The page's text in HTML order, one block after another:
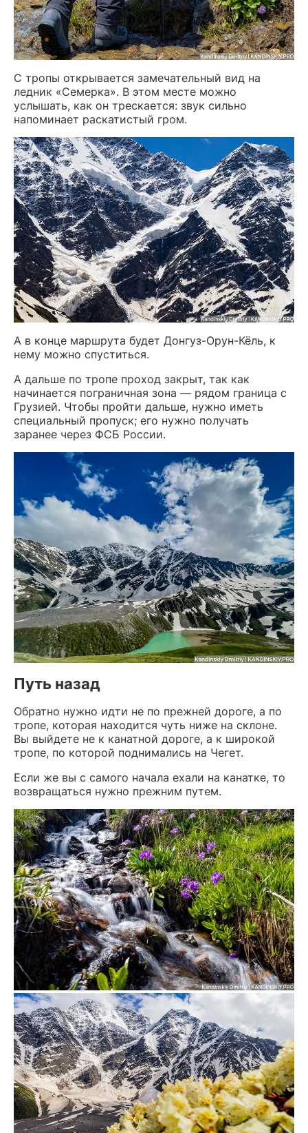
С тропы открывается замечательный вид на
ледник «Семерка». В этом месте можно
услышать, как он трескается: звук сильно
напоминает раскатистый гром.
А в конце маршрута будет Донгуз-Орун-Кёль, к
нему можно спуститься.
А дальше по тропе проход закрыт, так как
начинается пограничная зона — рядом граница с
Грузией. Чтобы пройти дальше, нужно иметь
специальный пропуск; его нужно получать
заранее через ФСБ России.
Путь назад
Обратно нужно идти не по прежней дороге, а по
тропе, которая находится чуть ниже на склоне.
Вы выйдете не к канатной дороге, а к широкой
тропе, по которой поднимались на Чегет.
Если же вы с самого начала ехали на канатке, то
возвращаться нужно прежним путем.